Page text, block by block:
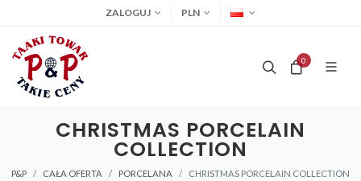
ZALOGUJ PLN
0
CHRISTMAS PORCELAIN
COLLECTION
P&P CAŁA OFERTA PORCELANA CHRISTMAS PORCELAIN COLLECTION